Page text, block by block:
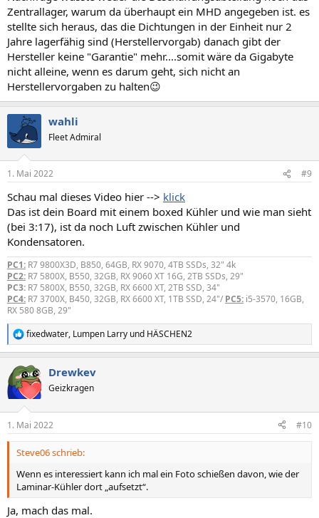
Zentrallager, warum da überhaupt ein MHD angegeben ist. es
stellte sich heraus, das die Dichtungen in der Einheit nur 2
Jahre lagerfähig sind (Herstellervorgab) danach gibt der
Hersteller keine "Garantie" mehr....somit wäre da Gigabyte
nicht alleine, wenn es darum geht, sich nicht an
Herstellervorgaben zu halten😉
wahli
Fleet Admiral
1. Mai 2022 #9
Schau mal dieses Video hier --> klick
Das ist dein Board mit einem boxed Kühler und wie man sieht
(bei 3:17), ist da noch Luft zwischen Kühler und
Kondensatoren.
PC1: R7 9800X3D, B850, 64GB, RX 9070, 4TB SSDs, 32" 4k
PC2: R7 5800X, B550, 32GB, RX 9060 XT 16G, 2TB SSDs, 29"
PC3: R7 5800X, B550, 32GB, RX 6600 XT, 2TB SSD, 34"
PC4: R7 3700X, B450, 32GB, RX 6600 XT, 1TB SSD, 24"/ PC5: i5-3570, 16GB,
RX 580 8GB, 29"
R
e
k
t
i
e
n
fixedwater, Lumpen Larry und HÄSCHEN2
Drewkev
Geizkragen
1. Mai 2022 #10
Steve06 schrieb:
Wenn es interessiert kann ich mal ein Foto schießen davon, wie der
Laminar-Kühler dort „aufsetzt“.
Ja, mach das mal.